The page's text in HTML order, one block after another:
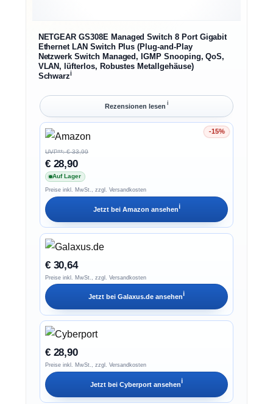
NETGEAR GS308E Managed Switch 8 Port Gigabit
Ethernet LAN Switch Plus (Plug-and-Play
Netzwerk Switch Managed, IGMP Snooping, QoS,
VLAN, lüfterlos, Robustes Metallgehäuse)
Schwarzℹ︎
Rezensionen lesen ℹ︎
-15%
Ersparnis 15%
UVP**: € 33,99
€ 28,90
Auf Lager
Preise inkl. MwSt., zzgl. Versandkosten
Jetzt bei Amazon ansehenℹ︎
€ 30,64
Preise inkl. MwSt., zzgl. Versandkosten
Jetzt bei Galaxus.de ansehenℹ︎
€ 28,90
Preise inkl. MwSt., zzgl. Versandkosten
Jetzt bei Cyberport ansehenℹ︎